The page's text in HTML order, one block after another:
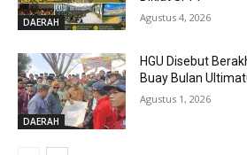
DAERAH Agustus 4, 2026
DAERAH
HGU Disebut
Buay Bulan
Agustus 1, 2026